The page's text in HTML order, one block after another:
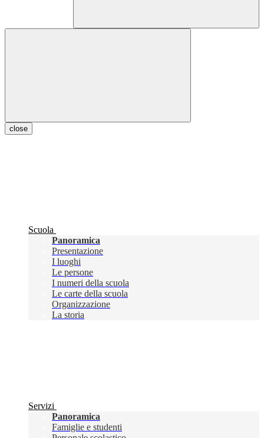
close
Scuola
Panoramica
Presentazione
I luoghi
Le persone
I numeri della scuola
Le carte della scuola
Organizzazione
La storia
Servizi
Panoramica
Famiglie e studenti